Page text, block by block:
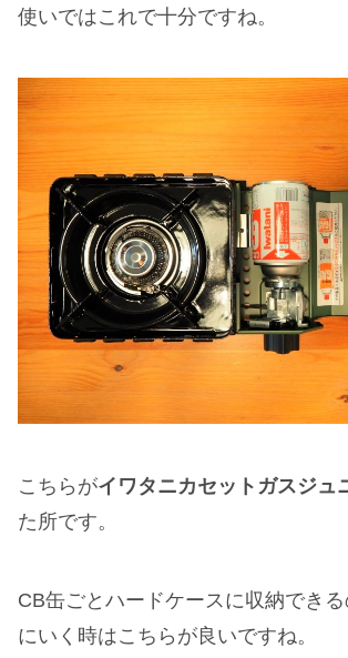
使いではこれで十分ですね。
こちらがイワタニカセットガスジュ
た所です。
CB缶ごとハードケースに収納でき
にいく時はこちらが良いですね。